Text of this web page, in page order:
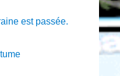
est passée.